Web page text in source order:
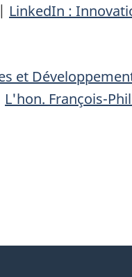
| LinkedIn :
et
L'hon. François-